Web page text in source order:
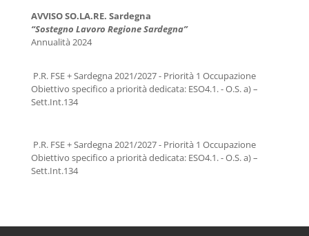
AVVISO SO.LA.RE. Sardegna
“Sostegno Lavoro Regione Sardegna”
Annualità 2024
P.R. FSE + Sardegna 2021/2027 - Priorità 1 Occupazione
Obiettivo specifico a priorità dedicata: ESO4.1. - O.S. a) –
Sett.Int.134
P.R. FSE + Sardegna 2021/2027 - Priorità 1 Occupazione
Obiettivo specifico a priorità dedicata: ESO4.1. - O.S. a) –
Sett.Int.134